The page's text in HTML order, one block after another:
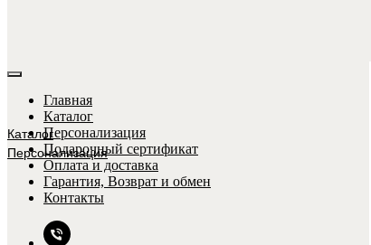
Каталог
Персонализация
Главная
Каталог
Персонализация
Подарочный сертификат
Оплата и доставка
Гарантия, Возврат и обмен
Контакты